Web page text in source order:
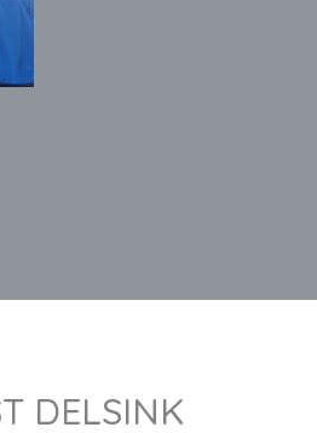
DELSINK